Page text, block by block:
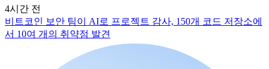
4시간 전
비트코인 보안 팀이 AI로 프로젝트 감사, 150개 코드 저장소에
서 10여 개의 취약점 발견